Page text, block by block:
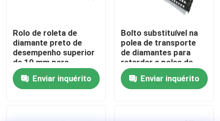
notícias
Forro cerâmico do desgaste
Rolo de roleta de
diamante preto de
desempenho superior
de 10 mm para
transportadores
Enviar inquérito
Bolto substituível na
polea de transporte
de diamantes para
retardar a polea de
acionamento
Enviar inquérito